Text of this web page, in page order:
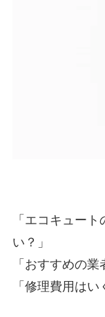
「エコキュー
い？」
「おすすめの業
「修理費用はい